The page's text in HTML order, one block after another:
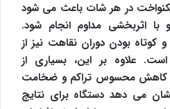
در هر شات باعث می شود
اثربخشی مداوم انجام شود.
بودن دوران نقاهت نیز از
علاوه بر این، بسیاری از
کاهش محسوس تراکم و ضخامت
می دهد دستگاه برای نتایج